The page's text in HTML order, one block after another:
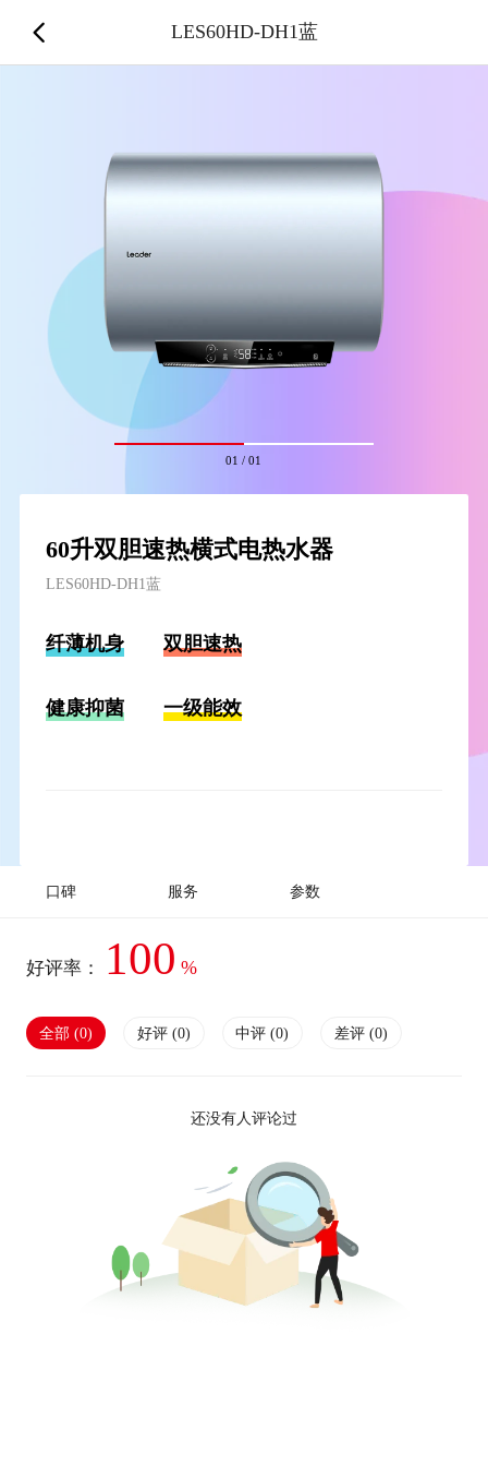
01 /01
60升双胆速热横式电热水器
LES60HD-DH1蓝
纤薄机身 双胆速热
健康抑菌 一级能效
口碑 服务 参数
好评率： 100 %
全部 (0) 好评 (0) 中评 (0) 差评 (0)
还没有人评论过
LES60HD-DH1蓝